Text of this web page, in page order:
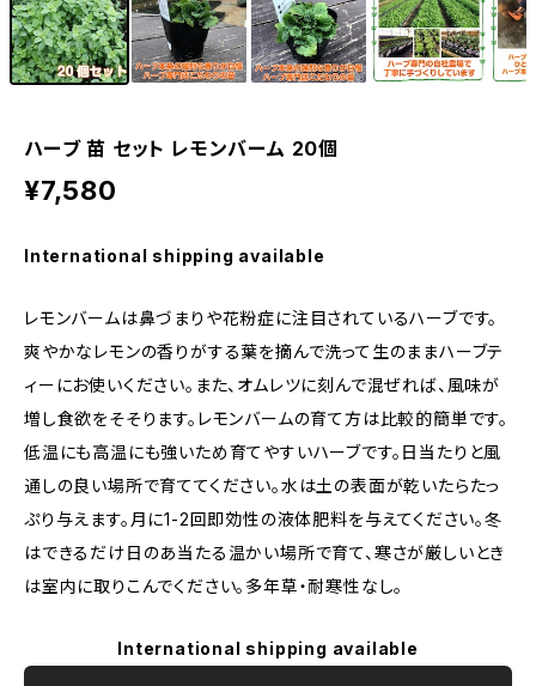
ハーブ 苗 セット レモンバーム 20個
¥7,580
International shipping available
レモンバームは鼻づまりや花粉症に注目されているハーブです。
爽やかなレモンの香りがする葉を摘んで洗って生のままハーブテ
ィーにお使いください。また、オムレツに刻んで混ぜれば、風味が
増し食欲をそそります。レモンバームの育て方は比較的簡単です。
低温にも高温にも強いため育てやすいハーブです。日当たりと風
通しの良い場所で育ててください。水は土の表面が乾いたらたっ
ぷり与えます。月に1-2回即効性の液体肥料を与えてください。冬
はできるだけ日のあ当たる温かい場所で育て、寒さが厳しいとき
は室内に取りこんでください。多年草・耐寒性なし。
International shipping available